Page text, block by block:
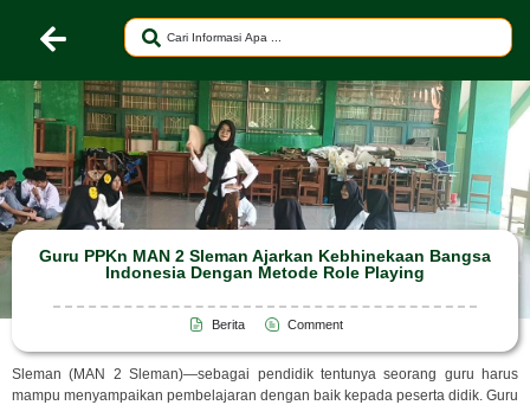
Guru PPKn MAN 2 Sleman Ajarkan Kebhinekaan Bangsa
Indonesia Dengan Metode Role Playing
Berita Comment
Sleman (MAN 2 Sleman)—sebagai pendidik tentunya seorang guru harus
mampu menyampaikan pembelajaran dengan baik kepada peserta didik. Guru